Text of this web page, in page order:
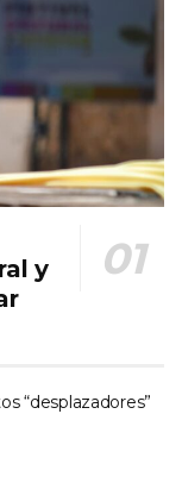
y
“desplazadores”